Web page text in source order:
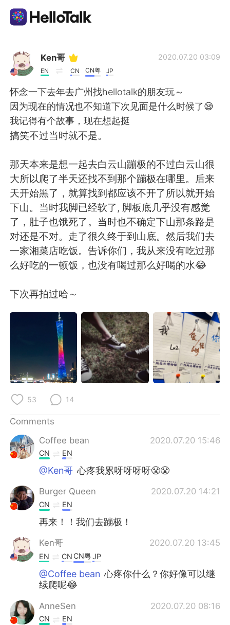
Language Exchange App
AI Grammar Checker
English
Español العربية
Français Deutsch
日本語 한국어
Русский ไทย
Türkçe Tiếng Việt
Português
Ken哥
EN CN CN粤 JP
2020.07.20 03:09
怀念一下去年去广州找hellotalk的朋友玩～
因为现在的情况也不知道下次见面是什么时候了😪
我记得有个故事，现在想起挺
搞笑不过当时就不是。
那天本来是想一起去白云山蹦极的不过白云山很
大所以爬了半天还找不到那个蹦极在哪里。后来
天开始黑了，就算找到都应该不开了所以就开始
下山。当时我脚已经软了, 脚板底几乎没有感觉
了，肚子也饿死了。当时也不确定下山那条路是
对还是不对。走了很久终于到山底。然后我们去
一家湘菜店吃饭。告诉你们，我从来没有吃过那
么好吃的一顿饭，也没有喝过那么好喝的水😂
下次再拍过哈～
53 14
Comments
Coffee bean
2020.07.20 15:46
CN EN
@Ken哥 心疼我累呀呀呀呀😤😤
Burger Queen 2020.07.20 14:21
CN EN
再来！！我们去蹦极！
Ken哥 2020.07.20 13:45
EN CN CN粤JP
@Coffee bean 心疼你什么？你好像可以继
续爬呢😂
AnneSen 2020.07.20 08:16
CN EN